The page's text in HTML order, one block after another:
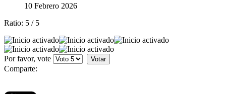
10 Febrero 2026
Ratio: 5 / 5
Por favor, vote
Comparte: